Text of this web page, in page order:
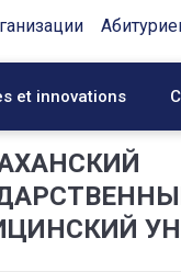
et innovations